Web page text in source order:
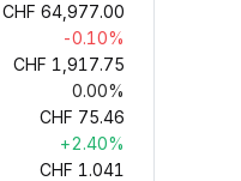
CHF 64,977.00
-0.10%
CHF 1,917.75
0.00%
CHF 75.46
+2.40%
CHF 1.041